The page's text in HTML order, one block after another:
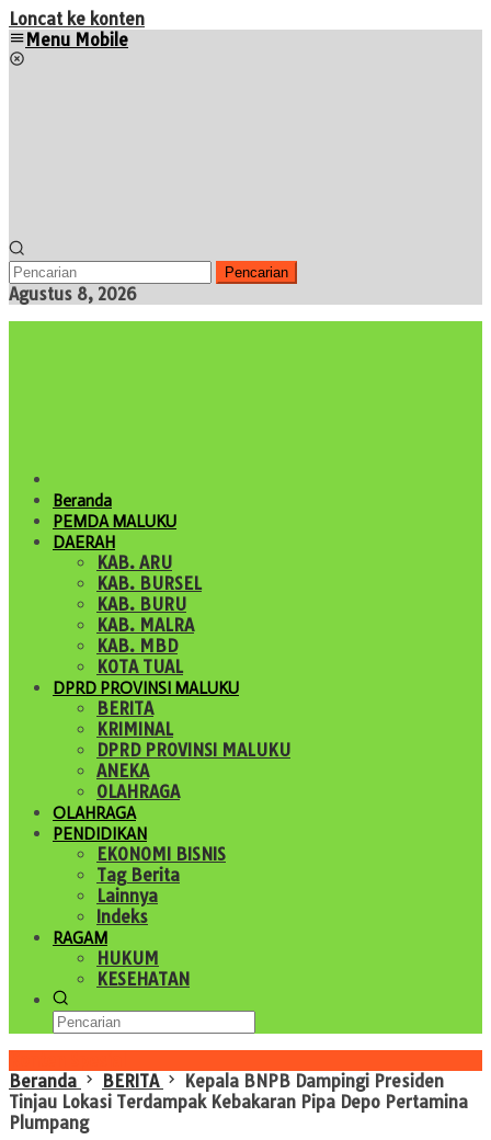
Loncat ke konten
Menu Mobile
Pencarian
Agustus 8, 2026
Beranda
PEMDA MALUKU
DAERAH
KAB. ARU
KAB. BURSEL
KAB. BURU
KAB. MALRA
KAB. MBD
KOTA TUAL
DPRD PROVINSI MALUKU
BERITA
KRIMINAL
DPRD PROVINSI MALUKU
ANEKA
OLAHRAGA
OLAHRAGA
PENDIDIKAN
EKONOMI BISNIS
Tag Berita
Lainnya
Indeks
RAGAM
HUKUM
KESEHATAN
Beranda
BERITA
Kepala BNPB Dampingi Presiden
Tinjau Lokasi Terdampak Kebakaran Pipa Depo Pertamina
Plumpang